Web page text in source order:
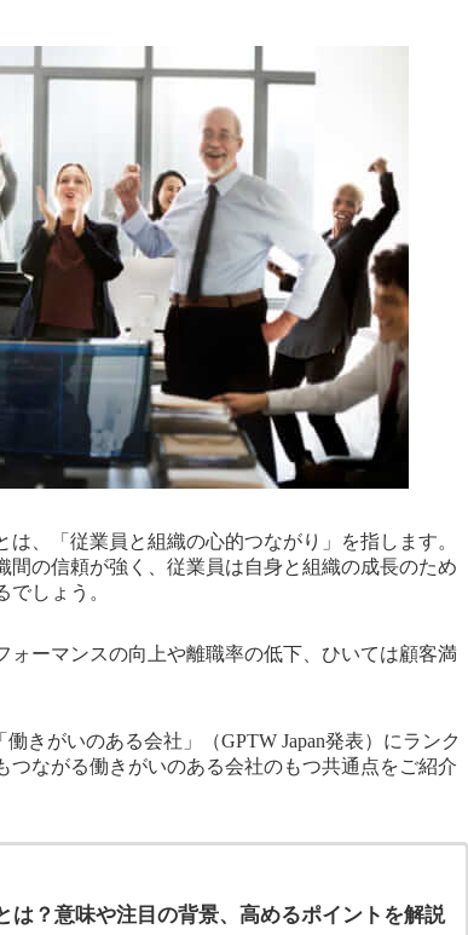
、「従業員と組織の心的つながり」を指します。
の信頼が強く、従業員は自身と組織の成長のため
しょう。
ーマンスの向上や離職率の低下、ひいては顧客満
きがいのある会社」（GPTW Japan発表）にランク
ながる働きがいのある会社のもつ共通点をご紹介
は？意味や注目の背景、高めるポイントを解説